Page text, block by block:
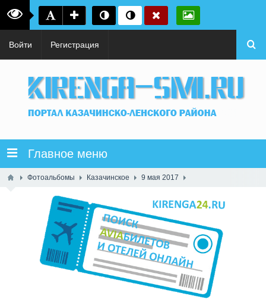
Войти Регистрация
Главное меню
Фотоальбомы Казачинское 9 мая 2017